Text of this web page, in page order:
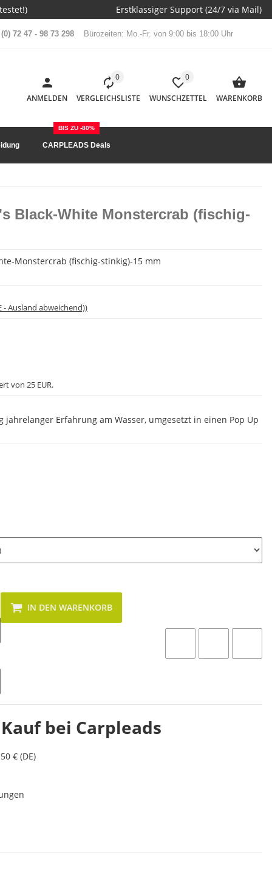
Erstklassiger Support (24/7 via Mail)
72 47 - 98 73 298 Bürozeiten: Mo.-Fr. von 9:00 bis 18:00 Uhr
ANMELDEN
0
VERGLEICHSLISTE
0
WUNSCHZETTEL WARENKORB
CARPLEADS Deals
BIS ZU -80%
Black-White Monstercrab (fischig-
Monstercrab (fischig-stinkig)-15 mm
- Ausland abweichend))
von 25 EUR.
Erfahrung am Wasser, umgesetzt in einen Pop Up
IN DEN WARENKORB
bei Carpleads
€ (DE)